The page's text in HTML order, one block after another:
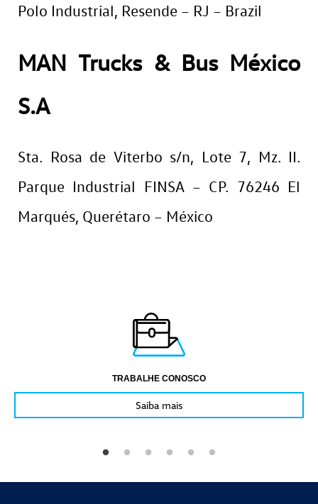
Polo Industrial, Resende – RJ – Brazil
MAN Trucks & Bus México
S.A
Sta. Rosa de Viterbo s/n, Lote 7, Mz. II.
Parque Industrial FINSA – CP. 76246 El
Marqués, Querétaro – México
TRABALHE CONOSCO
Saiba mais